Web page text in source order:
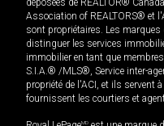
déposées de REALTOR®
Association of REALTORS® et
sont propriétaires. Les marques
distinguer les services
immobilier en tant que
S.I.A.® /MLS®, Service inter-
propriété de l'ACI, et ils servent
fournissent les courtiers et
MD